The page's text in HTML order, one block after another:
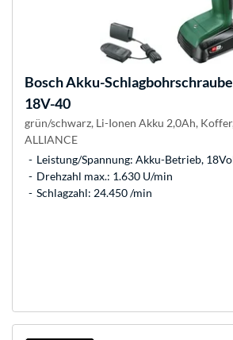
BoschAkku-
18V-40
grün/schwarz, Li-Ionen Akku 2,0Ah,
ALLIANCE
Leistung/Spannung: Akku-Betrieb,
Drehzahl max.: 1.630 U/min
Schlagzahl: 24.450 /min